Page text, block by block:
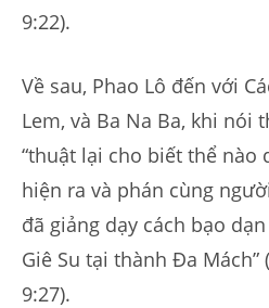
9:22).
Về sau, Phao Lô đến với
Lem, và Ba Na Ba, khi nói
“thuật lại cho biết thể nào
hiện ra và phán cùng
đã giảng dạy cách bạo
Giê Su tại thành Đa Mách”
9:27).